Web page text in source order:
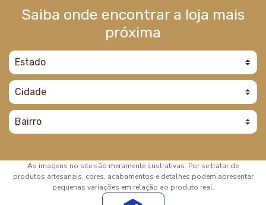
Saiba onde encontrar a loja mais
próxima
As imagens no site são meramente ilustrativas. Por se tratar de
produtos artesanais, cores, acabamentos e detalhes podem apresentar
pequenas variações em relação ao produto real.